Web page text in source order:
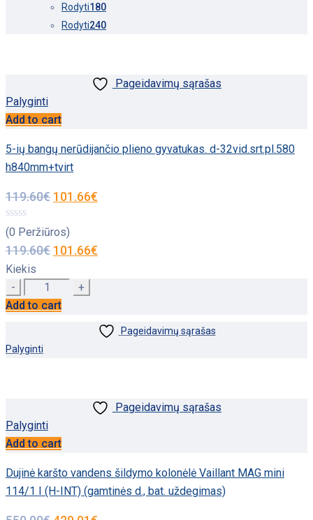
Rodyti180
Rodyti240
Pageidavimų sąrašas
Palyginti
Add to cart
5-ių bangų nerūdijančio plieno gyvatukas. d-32vid.srt.pl.580
h840mm+tvirt
119.60€ 101.66€
(0 Peržiūros)
119.60€ 101.66€
Kiekis
Quantity
Add to cart
Pageidavimų sąrašas
Palyginti
Pageidavimų sąrašas
Palyginti
Add to cart
Dujinė karšto vandens šildymo kolonėlė Vaillant MAG mini
114/1 I (H-INT) (gamtinės d., bat. uždegimas)